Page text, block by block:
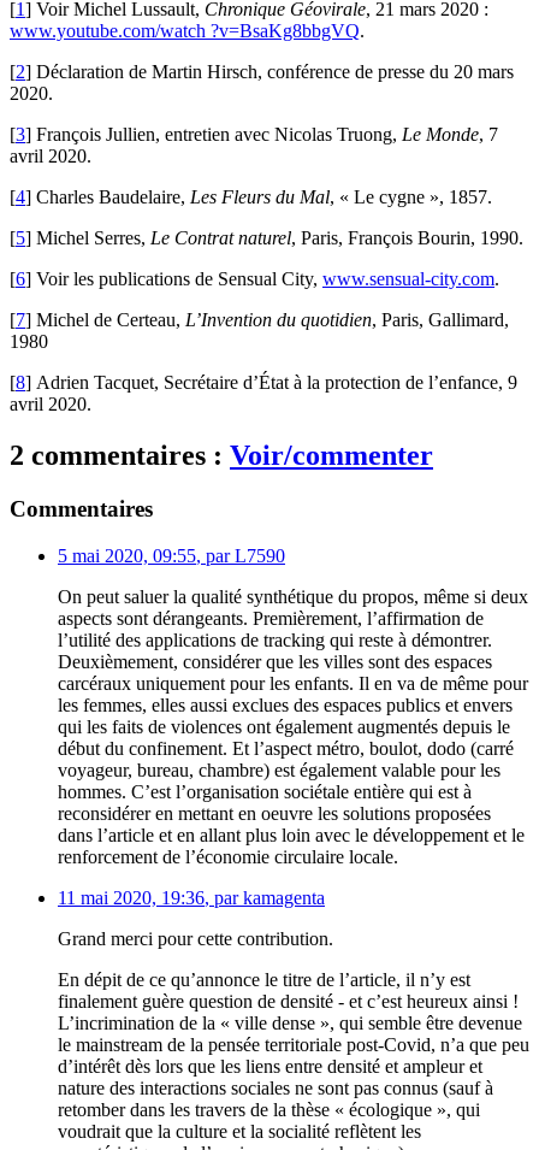
[1] Voir Michel Lussault, Chronique Géovirale, 21 mars 2020 :
www.youtube.com/watch ?v=BsaKg8bbgVQ.
[2] Déclaration de Martin Hirsch, conférence de presse du 20 mars
2020.
[3] François Jullien, entretien avec Nicolas Truong, Le Monde, 7
avril 2020.
[4] Charles Baudelaire, Les Fleurs du Mal, « Le cygne », 1857.
[5] Michel Serres, Le Contrat naturel, Paris, François Bourin, 1990.
[6] Voir les publications de Sensual City, www.sensual-city.com.
[7] Michel de Certeau, L’Invention du quotidien, Paris, Gallimard,
1980
[8] Adrien Tacquet, Secrétaire d’État à la protection de l’enfance, 9
avril 2020.
2 commentaires : Voir/commenter
Commentaires
5 mai 2020, 09:55, parL7590
On peut saluer la qualité synthétique du propos, même si deux
aspects sont dérangeants. Premièrement, l’affirmation de
l’utilité des applications de tracking qui reste à démontrer.
Deuxièmement, considérer que les villes sont des espaces
carcéraux uniquement pour les enfants. Il en va de même pour
les femmes, elles aussi exclues des espaces publics et envers
qui les faits de violences ont également augmentés depuis le
début du confinement. Et l’aspect métro, boulot, dodo (carré
voyageur, bureau, chambre) est également valable pour les
hommes. C’est l’organisation sociétale entière qui est à
reconsidérer en mettant en oeuvre les solutions proposées
dans l’article et en allant plus loin avec le développement et le
renforcement de l’économie circulaire locale.
11 mai 2020, 19:36, parkamagenta
Grand merci pour cette contribution.
En dépit de ce qu’annonce le titre de l’article, il n’y est
finalement guère question de densité - et c’est heureux ainsi !
L’incrimination de la « ville dense », qui semble être devenue
le mainstream de la pensée territoriale post-Covid, n’a que peu
d’intérêt dès lors que les liens entre densité et ampleur et
nature des interactions sociales ne sont pas connus (sauf à
retomber dans les travers de la thèse « écologique », qui
voudrait que la culture et la socialité reflètent les